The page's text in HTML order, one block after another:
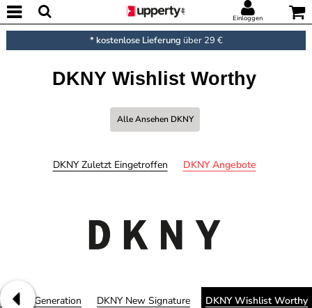
Einloggen
* kostenlose Lieferung über 29 €
DKNY Wishlist Worthy
Alle Ansehen DKNY
DKNY Zuletzt Eingetroffen DKNY Angebote
Generation DKNY New Signature DKNY Wishlist Worthy